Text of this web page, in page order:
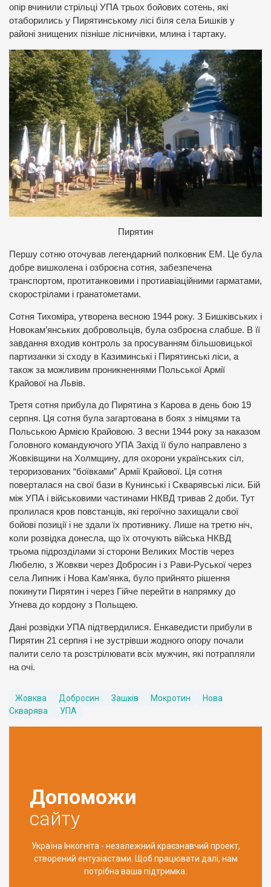
опір вчинили стрільці УПА трьох бойових сотень, які
отаборились у Пирятинському лісі біля села Бишків у
районі знищених пізніше лісничівки, млина і тартаку.
Пирятин
Першу сотню оточував легендарний полковник ЕМ. Це була
добре вишколена і озброєна сотня, забезпечена
транспортом, протитанковими і протиавіаційними гарматами,
скорострілами і гранатометами.
Сотня Тихоміра, утворена весною 1944 року. З Бишківських і
Новокам’янських добровольців, була озброєна слабше. В її
завдання входив контроль за просуванням більшовицької
партизанки зі сходу в Казиминські і Пирятинські ліси, а
також за можливим проникненнями Польської Армії
Крайової на Львів.
Третя сотня прибула до Пирятина з Карова в день бою 19
серпня. Ця сотня була загартована в боях з німцями та
Польською Армією Крайовою. З весни 1944 року за наказом
Головного командуючого УПА Захід її було направлено з
Жовківщини на Холмщину, для охорони українських сіл,
тероризованих “боївками” Армії Крайової. Ця сотня
поверталася на свої бази в Кунинські і Скварявські ліси. Бій
між УПА і військовими частинами НКВД тривав 2 доби. Тут
пролилася кров повстанців, які героїчно захищали свої
бойові позиції і не здали їх противнику. Лише на третю ніч,
коли розвідка донесла, що їх оточують війська НКВД
трьома підрозділами зі сторони Великих Мостів через
Любелю, з Жовкви через Добросин і з Рави-Руської через
села Липник і Нова Кам’янка, було прийнято рішення
покинути Пирятин і через Гійче перейти в напрямку до
Угнева до кордону з Польщею.
Дані розвідки УПА підтвердилися. Енкаведисти прибули в
Пирятин 21 серпня і не зустрівши жодного опору почали
палити село та розстрілювати всіх мужчин, які потрапляли
на очі.
Жовква Добросин Зашків Мокротин
Нова
Скварява
УПА
Допоможи
сайту
Україна Інкогніта - незалежний краєзнавчий проект,
створений ентузіастами. Щоб працювати далі, нам
потрібна ваша підтримка.